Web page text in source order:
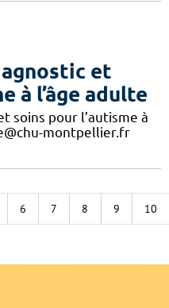
et
à l’âge adulte
soins pour l’autisme à
montpellier.fr
6 7 8 9 10